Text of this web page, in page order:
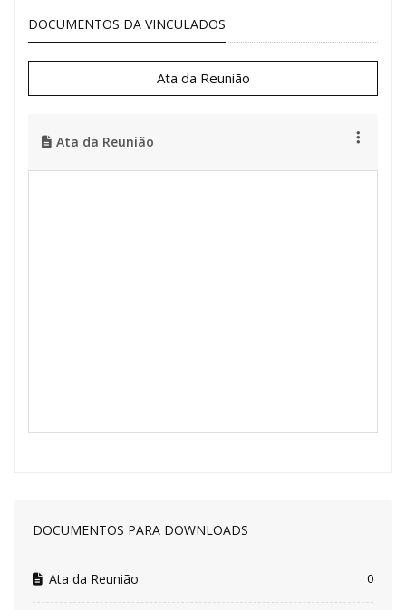
DOCUMENTOS DA VINCULADOS
Ata da Reunião
Ata da Reunião
DOCUMENTOS PARA DOWNLOADS
Ata da Reunião 0